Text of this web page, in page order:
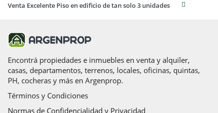
Venta Excelente Piso en edificio de tan solo 3 unidades
Encontrá propiedades e inmuebles en venta y alquiler,
casas, departamentos, terrenos, locales, oficinas, quintas,
PH, cocheras y más en Argenprop.
Términos y Condiciones
Normas de Confidencialidad y Privacidad